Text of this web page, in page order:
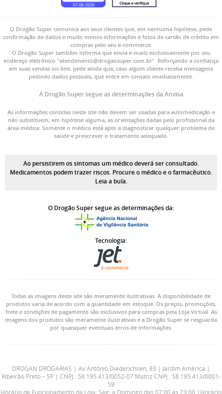
O Drogão Super comunica aos seus clientes que, em nenhuma hipótese, pede
confirmação de dados e muito menos informações e fotos de cartão de crédito em
compras pelo seu e-commerce.
O Drogão Super também informa que envia e-mails exclusivamente por seu
endereço eletrônico "atendimento@drogaosuper.com.br". Reforçando a confiança
em suas vendas on-line, pede ainda que, caso algum cliente receba mensagens
pedindo dados pessoais, que entre em contato imediatamente.
A Drogão Super segue as determinações da Anvisa
As informações contidas neste site não devem ser usadas para automedicação e
não substituem, em hipótese alguma, as orientações dadas pelo profissional da
área médica. Somente o médico está apto a diagnosticar qualquer problema de
saúde e prescrever o tratamento adequado.
Ao persistirem os sintomas um médico deverá ser consultado.
Medicamentos podem trazer riscos. Procure o médico e o farmacêutico.
Leia a bula.
O Drogão Super segue as determinações da:
Tecnologia:
Todas as imagens deste site são meramente ilustrativas. A disponibilidade de
produtos varia de acordo com a quantidade em estoque. Os preços, promoções,
frete e condições de pagamento são exclusivos para compras pela Loja Virtual. As
imagens dos produtos são meramente ilustrativas e a Drogão Super se resguarda
por quaisquer eventuais erros de informações.
DROGAN DROGARIAS | Av Antônio Diederichsen, 93 | Jardim América |
Ribeirão Preto – SP | CNPJ : 58.195.413/0052-07 Matriz CNPJ : 58.195.413/0001-
59
Horário de Funcionamento da Loja: Seg. a Domingo das 07:00 ás 23:00 |Horário